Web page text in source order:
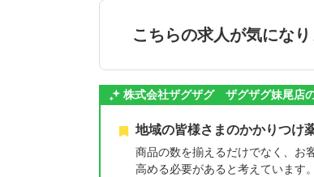
こちらの求人が気になり
株式会社ザグザグ ザグザグ妹尾店
地域の皆様さまのかかりつけ
商品の数を揃えるだけでなく、お
高める必要があると考えています